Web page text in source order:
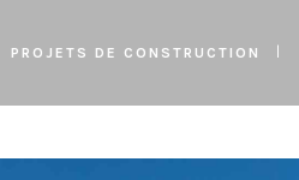
PROJETS DE CONSTRUCTION